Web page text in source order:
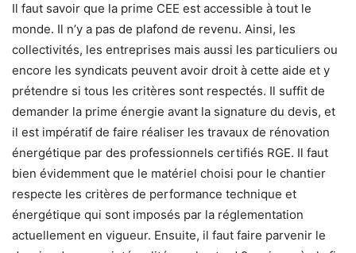
Il faut savoir que la prime CEE est accessible à tout le
monde. Il n’y a pas de plafond de revenu. Ainsi, les
collectivités, les entreprises mais aussi les particuliers ou
encore les syndicats peuvent avoir droit à cette aide et y
prétendre si tous les critères sont respectés. Il suffit de
demander la prime énergie avant la signature du devis, et
il est impératif de faire réaliser les travaux de rénovation
énergétique par des professionnels certifiés RGE. Il faut
bien évidemment que le matériel choisi pour le chantier
respecte les critères de performance technique et
énergétique qui sont imposés par la réglementation
actuellement en vigueur. Ensuite, il faut faire parvenir le